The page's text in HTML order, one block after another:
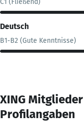
Deutsch
B1-B2 (Gute Kenntnisse)
XING
Profilangaben